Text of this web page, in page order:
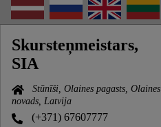
Skursteņmeistars,
SIA
Stūnīši, Olaines pagasts, Olaines
novads, Latvija
(+371) 67607777